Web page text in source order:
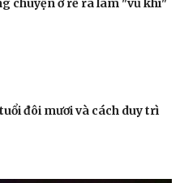
chuyện ở rể ra làm "vũ khí"
đôi mươi và cách duy trì